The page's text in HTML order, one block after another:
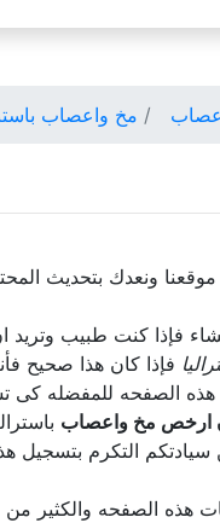
مخ واعصاب
ونعدك بتحديث
فإذا كنت طبيب
فإذا كان هذا صحيح
هذه الصفحه للمفضله كى
ارخص مخ واعصاب
التكرم بتسجيل
هذه الصفحه والكثير